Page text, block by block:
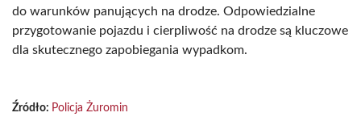
do warunków panujących na drodze. Odpowiedzialne
przygotowanie pojazdu i cierpliwość na drodze są kluczowe
dla skutecznego zapobiegania wypadkom.
Źródło: Policja Żuromin